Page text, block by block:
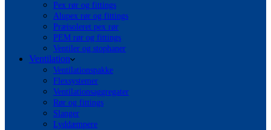
Pex rør og fittings
Alupex rør og fittings
Præisoleret pex rør
PEM rør og fittings
Ventiler og stophaner
Ventilation
Ventilationspakke
Flexsystemer
Ventilationsaggregater
Rør og fittings
Slanger
Lyddæmpere